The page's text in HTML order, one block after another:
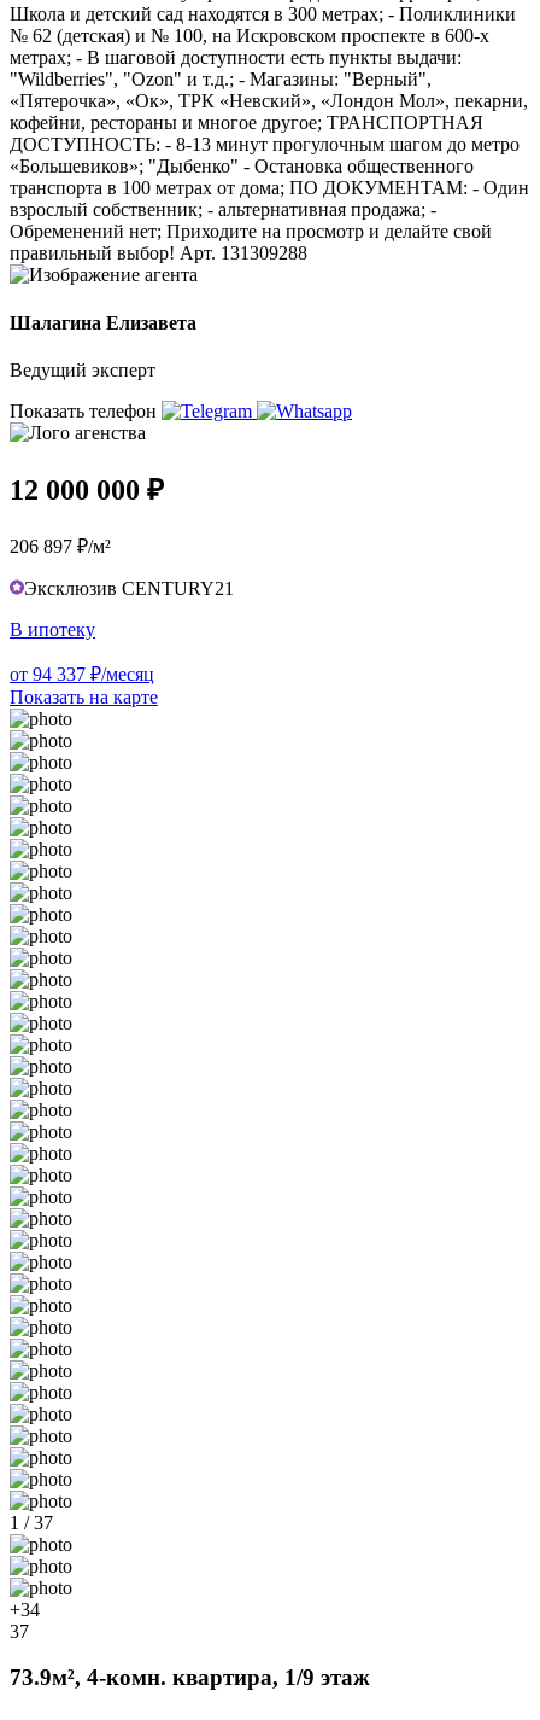
Школа и детский сад находятся в 300 метрах; - Поликлиники
№ 62 (детская) и № 100, на Искровском проспекте в 600-х
метрах; - В шаговой доступности есть пункты выдачи:
"Wildberries", "Ozon" и т.д.; - Магазины: "Верный",
«Пятерочка», «Ок», ТРК «Невский», «Лондон Мол», пекарни,
кофейни, рестораны и многое другое; ТРАНСПОРТНАЯ
ДОСТУПНОСТЬ: - 8-13 минут прогулочным шагом до метро
«Большевиков»; "Дыбенко" - Остановка общественного
транспорта в 100 метрах от дома; ПО ДОКУМЕНТАМ: - Один
взрослый собственник; - альтернативная продажа; -
Обременений нет; Приходите на просмотр и делайте свой
правильный выбор! Арт. 131309288
Шалагина Елизавета
Ведущий эксперт
Показать телефон
12 000 000 ₽
206 897 ₽/м²
Эксклюзив CENTURY21
В ипотеку
от 94 337 ₽/месяц
Показать на карте
1 / 37
+34
37
73.9м², 4-комн. квартира, 1/9 этаж